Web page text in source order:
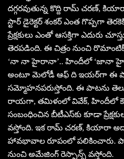
ద‌గ్గ‌ర‌వుతున్న కొద్ది రామ్ చ‌ర‌ణ్‌,
స్టార్ డైరెక్ట‌ర్ శంక‌ర్ ఎంత గొప్ప‌గా
ప్రేక్ష‌కులు ఎంతో ఆస‌క్తిగా ఎదురు
తెర‌ప‌డింది. ఈ చిత్రం నుంచి
‘నా నా హైరానా’.. హిందీలో ‘జానా
అంటూ మెలోడీ ఆఫ్ ది ఇయ‌ర్‌గా ఈ పాట
స‌మ్మోహ‌న‌ప‌రుస్తోంది. ఈ పాట‌ను
రాయ‌గా, త‌మిళంలో వివేక్‌, హిందీలో
సంబంధించిన బీటీఎస్‌కు కూడా
వ‌స్తోంది. ఇక రామ్ చ‌ర‌ణ్‌, కియారా
హావ‌భావాల రూపంలో ప‌లికించారు.
నుంచి అమేజింగ్ రెస్పాన్స్ వ‌స్తోంది.